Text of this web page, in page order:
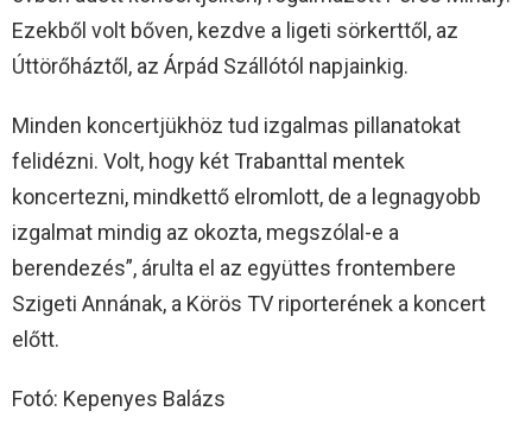
Ezekből volt bőven, kezdve a ligeti sörkerttől, az
Úttörőháztől, az Árpád Szállótól napjainkig.
Minden koncertjükhöz tud izgalmas pillanatokat
felidézni. Volt, hogy két Trabanttal mentek
koncertezni, mindkettő elromlott, de a legnagyobb
izgalmat mindig az okozta, megszólal-e a
berendezés”, árulta el az együttes frontembere
Szigeti Annának, a Körös TV riporterének a koncert
előtt.
Fotó: Kepenyes Balázs